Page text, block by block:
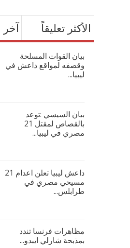
آخر الأكثر تعليقاً
بيان القوات المسلحة
وقصفه لمواقع داعش في
ليبيا...
بيان السيسي :توعد
بالقصاص لمقتل 21
مصري في ليبيا...
داعش ليبيا تعلن اعدام 21
مسيحي مصري في
طرابلس...
مظاهرات فرنسا تندد
بمذبحة شارلي ايبدو...